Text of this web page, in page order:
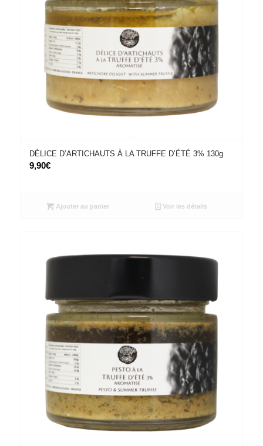
DÉLICE D’ARTICHAUTS À LA TRUFFE D’ÉTÉ 3% 130g
9,90€
Ajouter au panier Voir les détails